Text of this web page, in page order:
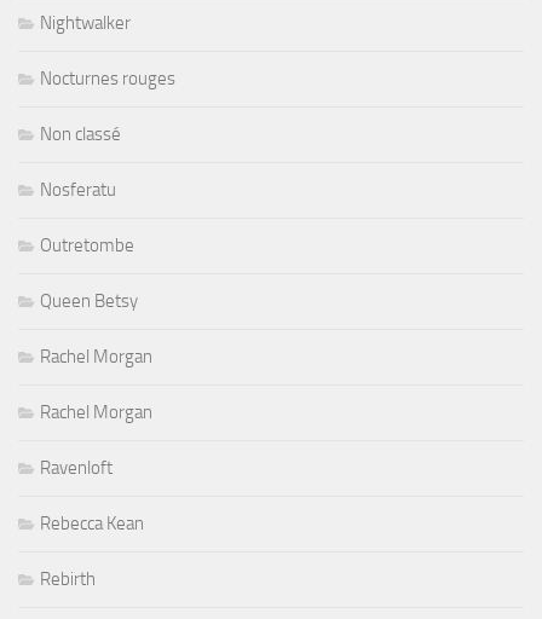
Nightwalker
Nocturnes rouges
Non classé
Nosferatu
Outretombe
Queen Betsy
Rachel Morgan
Rachel Morgan
Ravenloft
Rebecca Kean
Rebirth